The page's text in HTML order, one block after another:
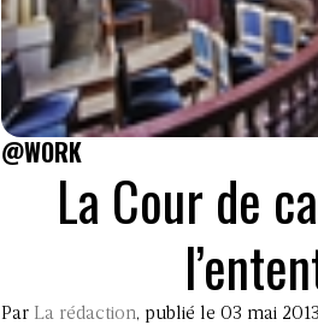
@WORK
La Cour de
Par La rédaction, publié le 03 mai 2013